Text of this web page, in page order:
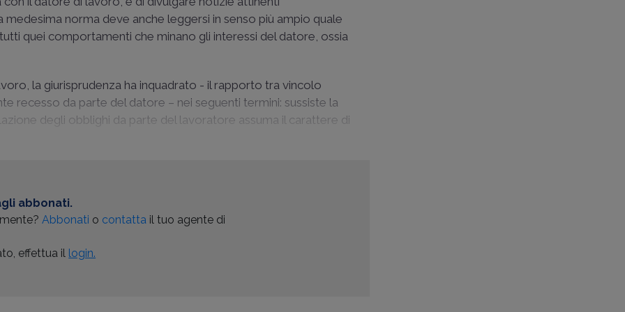
medesima norma deve anche leggersi in senso più ampio quale
quei comportamenti che minano gli interessi del datore, ossia
la giurisprudenza ha inquadrato - il rapporto tra vincolo
recesso da parte del datore – nei seguenti termini: sussiste la
degli obblighi da parte del lavoratore assuma il carattere di
abbonati.
Abbonati o contatta il tuo agente di
effettua il login.